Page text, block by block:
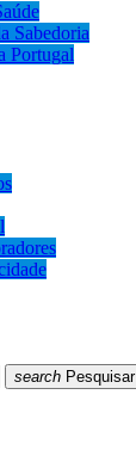
Sabedoria
Portugal
search Pesquisar